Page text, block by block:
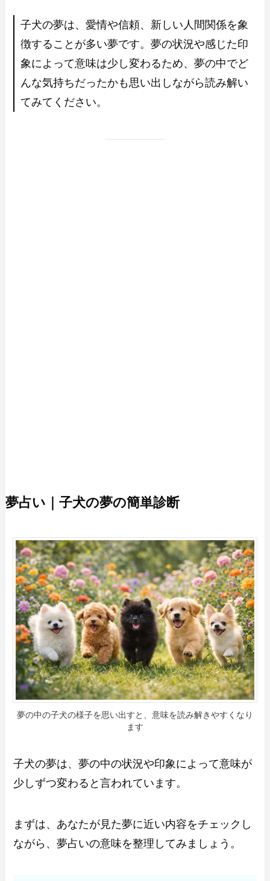
子犬の夢は、愛情や信頼、新しい人間関係を象
徴することが多い夢です。夢の状況や感じた印
象によって意味は少し変わるため、夢の中でど
んな気持ちだったかも思い出しながら読み解い
てみてください。
夢占い｜子犬の夢の簡単診断
夢の中の子犬の様子を思い出すと、意味を読み解きやすくなり
ます
子犬の夢は、夢の中の状況や印象によって意味が
少しずつ変わると言われています。
まずは、あなたが見た夢に近い内容をチェックし
ながら、夢占いの意味を整理してみましょう。